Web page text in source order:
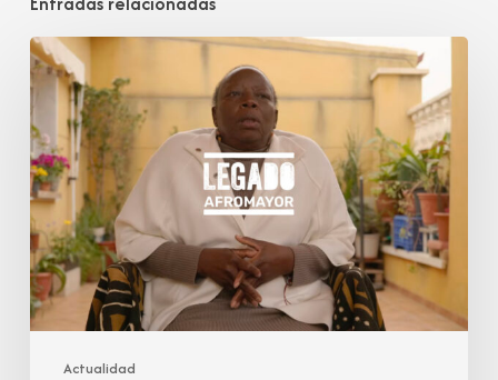
Actualidad
Legado
Afromayor:
una
apuesta
por
el
patrimonio
inmaterial
invisibilizado